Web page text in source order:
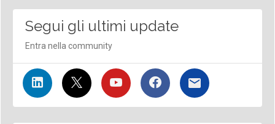
Segui gli ultimi update
Entra nella community